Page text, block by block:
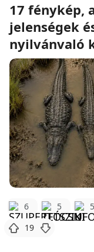
17 fénykép,
jelenségek
nyilvánvaló
6 5 5
19